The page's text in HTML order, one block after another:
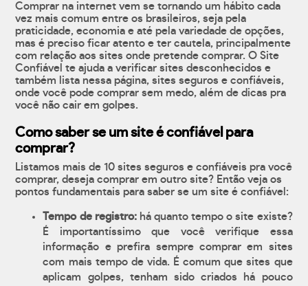
Comprar na internet vem se tornando um hábito cada
vez mais comum entre os brasileiros, seja pela
praticidade, economia e até pela variedade de opções,
mas é preciso ficar atento e ter cautela, principalmente
com relação aos sites onde pretende comprar. O Site
Confiável te ajuda a verificar sites desconhecidos e
também lista nessa página, sites seguros e confiáveis,
onde você pode comprar sem medo, além de dicas pra
você não cair em golpes.
Como saber se um site é confiável para
comprar?
Listamos mais de 10 sites seguros e confiáveis pra você
comprar, deseja comprar em outro site? Então veja os
pontos fundamentais para saber se um site é confiável:
Tempo de registro:há quanto tempo o site existe?
É importantíssimo que você verifique essa
informação e prefira sempre comprar em sites
com mais tempo de vida. É comum que sites que
aplicam golpes, tenham sido criados há pouco